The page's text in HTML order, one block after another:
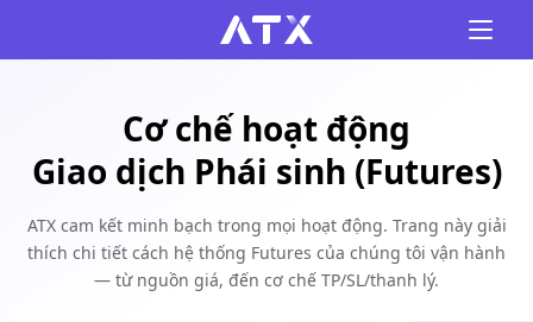
Cơ chế hoạt động
Giao dịch Phái sinh (Futures)
ATX cam kết minh bạch trong mọi hoạt động. Trang này giải
thích chi tiết cách hệ thống Futures của chúng tôi vận hành
— từ nguồn giá, đến cơ chế TP/SL/thanh lý.